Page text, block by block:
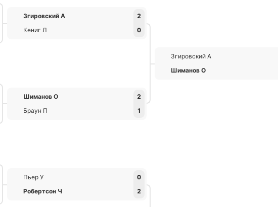
Згировский А
2
Кениг Л
0
Шиманов О
2
Браун П
1
Пьер У
0
Робертсон Ч
2
Згировский А
Шиманов О